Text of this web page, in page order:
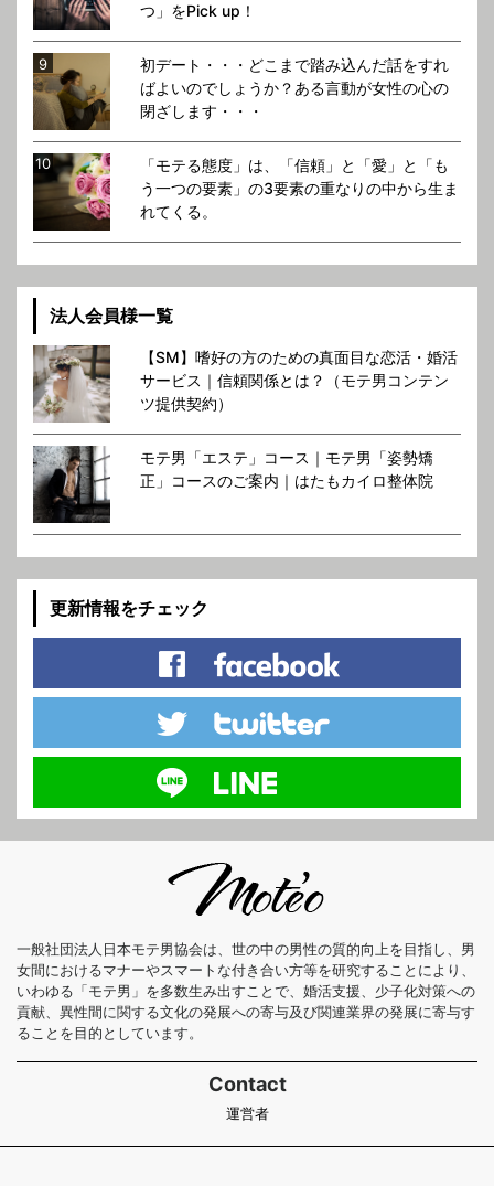
つ」をPick up！
初デート・・・どこまで踏み込んだ話をすれ
ばよいのでしょうか？ある言動が女性の心の
閉ざします・・・
「モテる態度」は、「信頼」と「愛」と「も
う一つの要素」の3要素の重なりの中から生ま
れてくる。
法人会員様一覧
【SM】嗜好の方のための真面目な恋活・婚活
サービス｜信頼関係とは？（モテ男コンテン
ツ提供契約）
モテ男「エステ」コース｜モテ男「姿勢矯
正」コースのご案内｜はたもカイロ整体院
更新情報をチェック
一般社団法人日本モテ男協会は、世の中の男性の質的向上を目指し、男
女間におけるマナーやスマートな付き合い方等を研究することにより、
いわゆる「モテ男」を多数生み出すことで、婚活支援、少子化対策への
貢献、異性間に関する文化の発展への寄与及び関連業界の発展に寄与す
ることを目的としています。
Contact
運営者